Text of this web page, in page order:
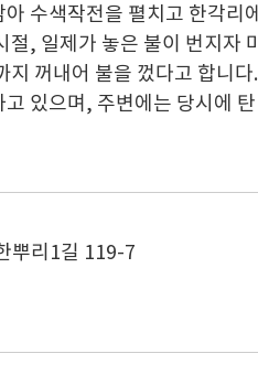
수색작전을 펼치고 한각리
절, 일제가 놓은 불이 번지자
지 꺼내어 불을 껐다고 합니
있으며, 주변에는 당시에
뿌리1길 119-7